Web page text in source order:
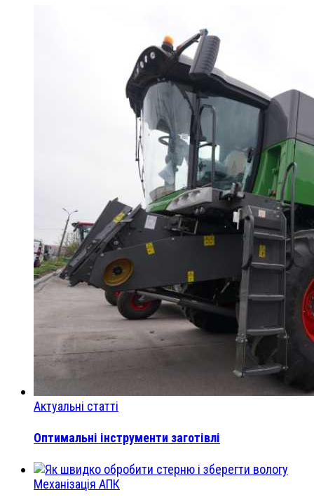
Актуальні статті
Оптимальні інструменти заготівлі
Механізація АПК